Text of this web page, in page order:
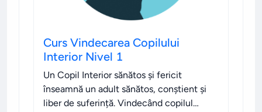
Curs Vindecarea Copilului
Interior Nivel 1
Un Copil Interior sănătos și fericit
înseamnă un adult sănătos, conștient și
liber de suferință. Vindecând copilul